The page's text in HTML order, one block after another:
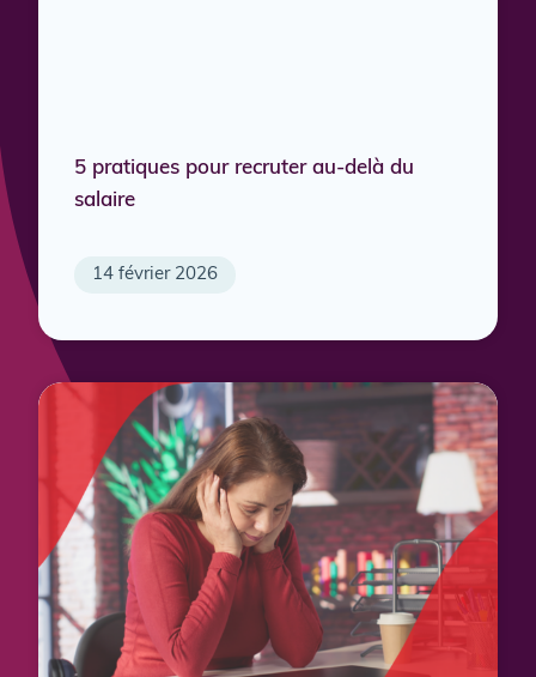
5 pratiques pour recruter au-delà du
salaire
14 février 2026